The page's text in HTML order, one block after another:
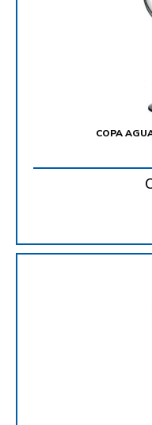
COPA